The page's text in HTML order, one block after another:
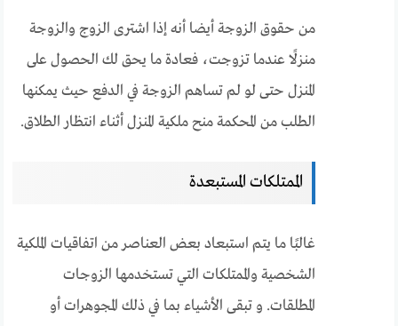
من حقوق الزوجة أيضا أنه إذا اشترى الزوج والزوجة
منزلًا عندما تزوجت، فعادة ما يحق لك الحصول على
المنزل حتى لو لم تساهم الزوجة في الدفع حيث يمكنها
الطلب من المحكمة منح ملكية المنزل أثناء انتظار الطلاق.
الممتلكات المستبعدة
غالبًا ما يتم استبعاد بعض العناصر من اتفاقيات الملكية
الشخصية والممتلكات التي تستخدمها الزوجات
المطلقات. و تبقى الأشياء بما في ذلك المجوهرات أو